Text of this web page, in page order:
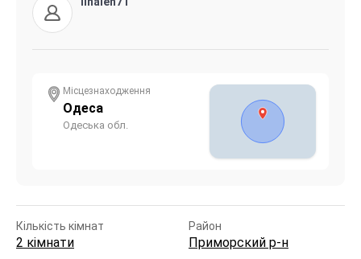
Місцезнаходження
Одеса
Одеська обл.
Кількість кімнат
2 кімнати
Район
Приморский р-н